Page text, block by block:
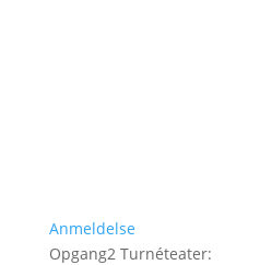
Anmeldelse
Opgang2 Turnéteater: